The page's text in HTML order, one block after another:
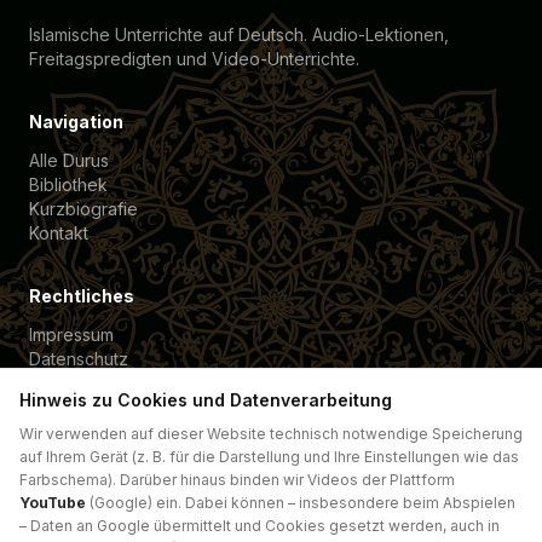
Islamische Unterrichte auf Deutsch. Audio-Lektionen,
Freitagspredigten und Video-Unterrichte.
Navigation
Alle Durus
Bibliothek
Kurzbiografie
Kontakt
Rechtliches
Impressum
Datenschutz
Spende für
Förderverein Güte e.V. →
Spende für
VMH Heidelberg →
Hinweis zu Cookies und Datenverarbeitung
Wir verwenden auf dieser Website technisch notwendige Speicherung
auf Ihrem Gerät (z. B. für die Darstellung und Ihre Einstellungen wie das
Farbschema). Darüber hinaus binden wir Videos der Plattform
YouTube (Google) ein. Dabei können – insbesondere beim Abspielen
– Daten an Google übermittelt und Cookies gesetzt werden, auch in